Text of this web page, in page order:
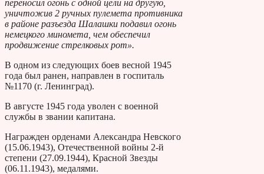
переносил огонь с одной цели на другую,
уничтожив 2 ручных пулемета противника
в районе разъезда Шалашки подавил огонь
немецкого миномета, чем обеспечил
продвижение стрелковых рот».
В одном из следующих боев весной 1945
года был ранен, направлен в госпиталь
№1170 (г. Ленинград).
В августе 1945 года уволен с военной
службы в звании капитана.
Награжден орденами Александра Невского
(15.06.1943), Отечественной войны 2-й
степени (27.09.1944), Красной Звезды
(06.11.1943), медалями.